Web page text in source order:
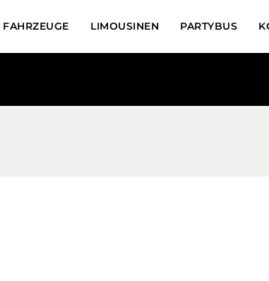
FAHRZEUGE LIMOUSINEN PARTYBUS